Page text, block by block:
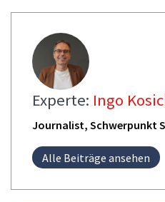
Experte: Ingo
Journalist, Schwerpunkt
Alle Beiträge ansehen